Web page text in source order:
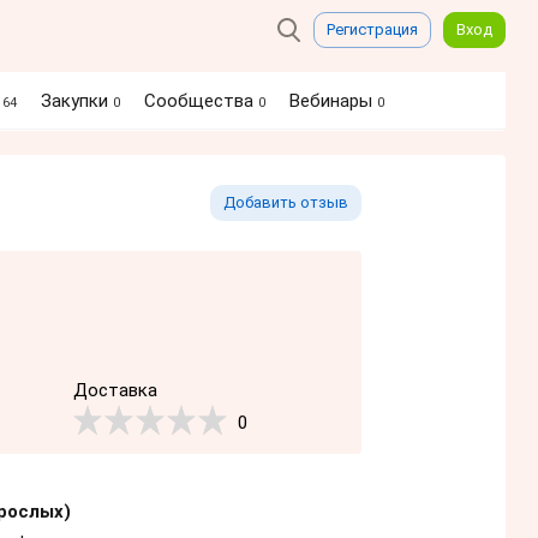
Регистрация Вход
64 Закупки 0 Сообщества 0 Вебинары 0
Добавить отзыв
Доставка
0